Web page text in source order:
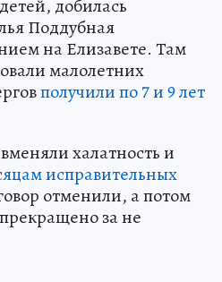
добилась
Поддубная
на Елизавете. Там
малолетних
получили по 7 и 9 лет
халатность и
исправительных
отменили, а потом
за не